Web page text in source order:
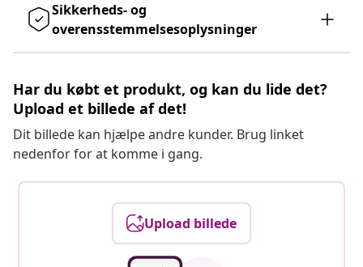
Sikkerheds- og
overensstemmelsesoplysninger
Har du købt et produkt, og kan du lide det?
Upload et billede af det!
Dit billede kan hjælpe andre kunder. Brug linket
nedenfor for at komme i gang.
Upload billede